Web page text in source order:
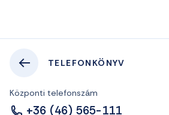
TELEFONKÖNYV
Központi telefonszám
+36 (46) 565-111